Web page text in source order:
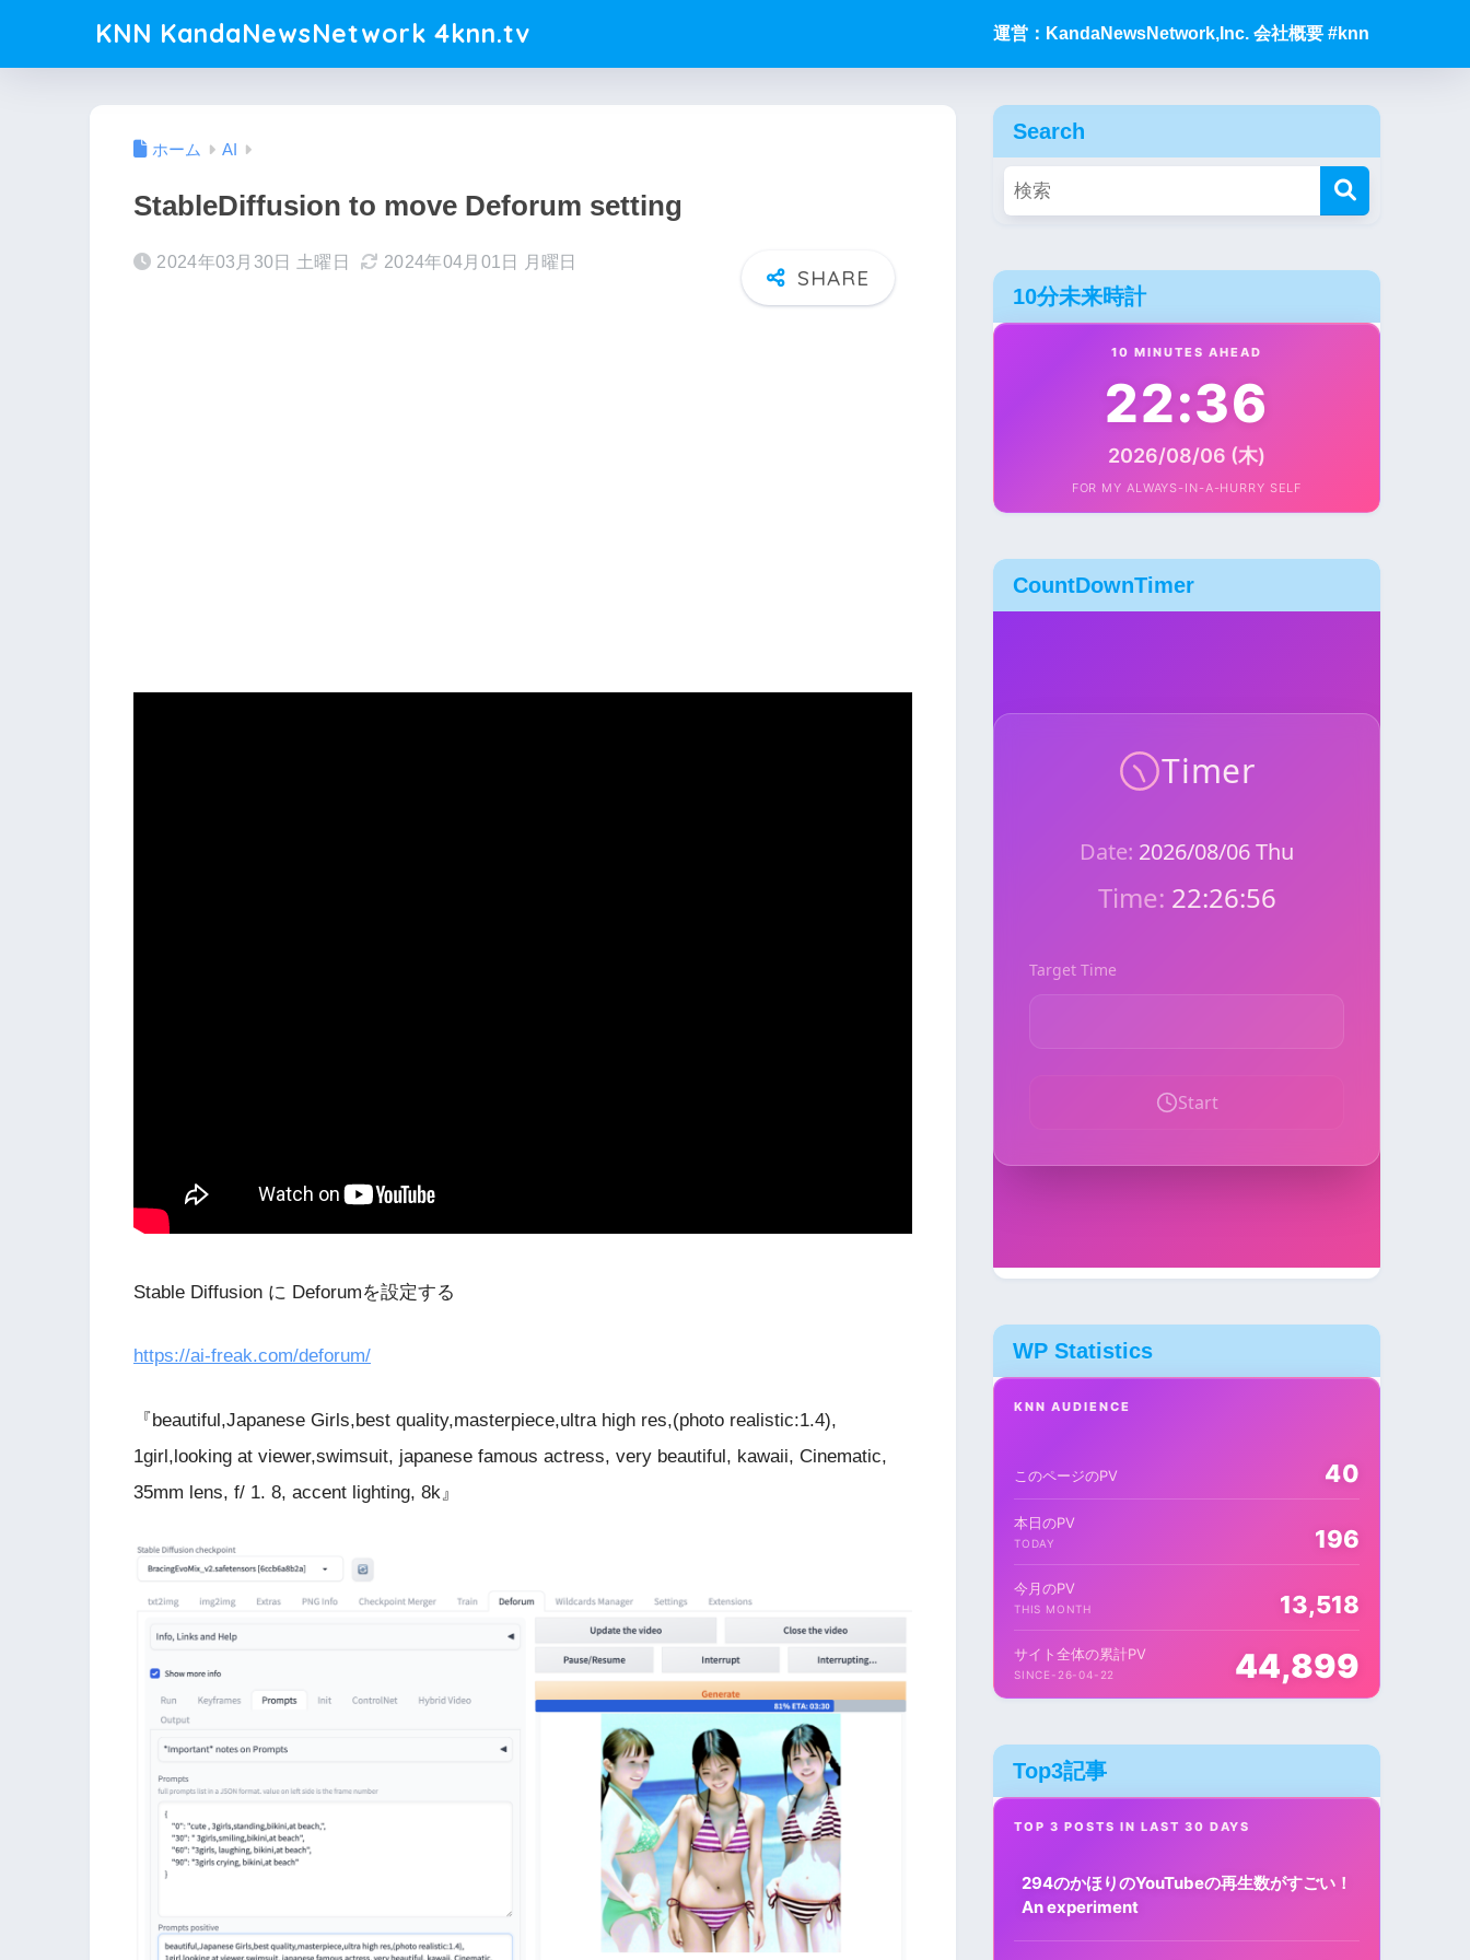
KNN KandaNewsNetwork 4knn.tv 運営：KandaNewsNetwork,Inc. 会社概要 #knn
ホーム AI
StableDiffusion to move Deforum setting
2024年03月30日 土曜日 2024年04月01日 月曜日
Stable Diffusion に Deforumを設定する
https://ai-freak.com/deforum/
『beautiful,Japanese Girls,best quality,masterpiece,ultra high res,(photo realistic:1.4),
1girl,looking at viewer,swimsuit, japanese famous actress, very beautiful, kawaii, Cinematic,
35mm lens, f/ 1. 8, accent lighting, 8k』
Search
10分未来時計
10 MINUTES AHEAD
22:36
2026/08/06 (木)
FOR MY ALWAYS-IN-A-HURRY SELF
CountDownTimer
WP Statistics
KNN AUDIENCE
このページのPV 40
本日のPV
TODAY 196
今月のPV
THIS MONTH 13,518
サイト全体の累計PV
SINCE-26-04-22 44,899
Top3記事
TOP 3 POSTS IN LAST 30 DAYS
294のかほりのYouTubeの再生数がすごい！
An experiment